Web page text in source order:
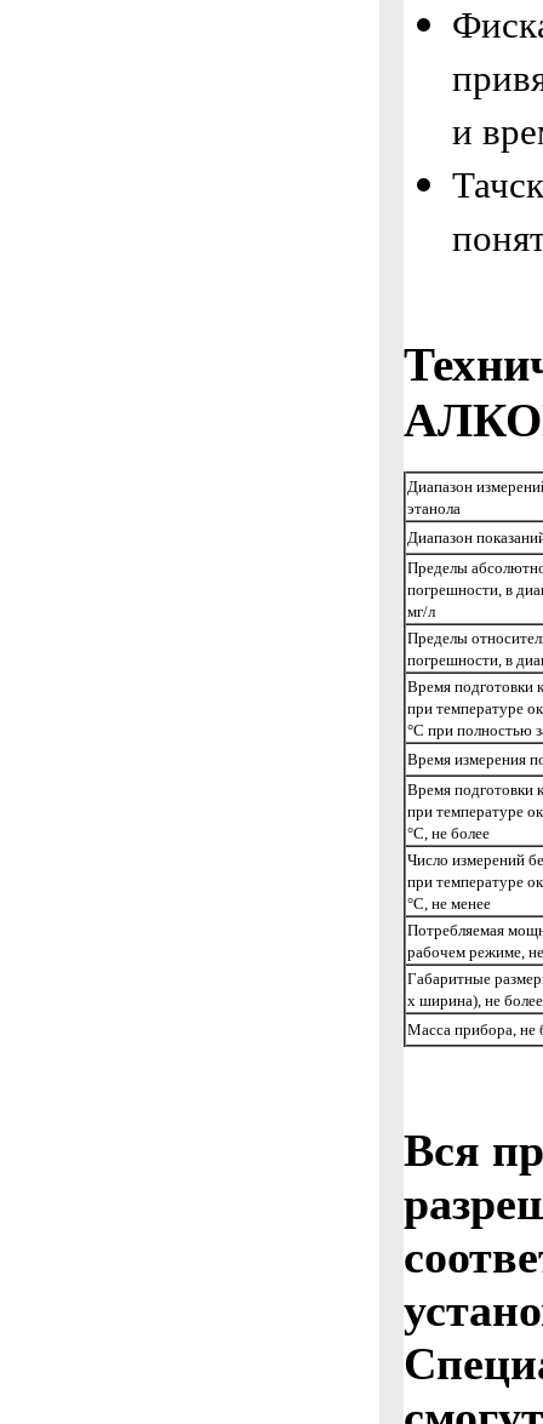
и
Диапазон
этанола
Диапазон
Пределы
погрешности, в
мг/л
Пределы
погрешности, в
Время подготовки
при температуре
°С при полностью
Время измерения
Время подготовки
при температуре
°С, не более
Число измерений
при температуре
°С, не менее
Потребляемая
рабочем режиме,
Габаритные
х ширина), не более
Масса прибора, не
Вся